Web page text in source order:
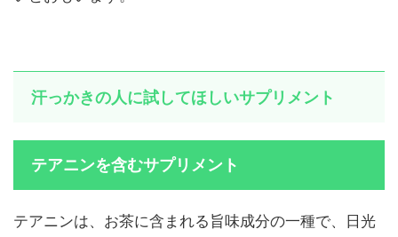
汗っかきの人に試してほしいサプリメント
テアニンを含むサプリメント
テアニンは、お茶に含まれる旨味成分の一種で、日光